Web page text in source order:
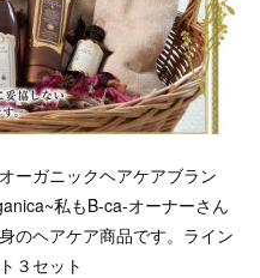
ーガニックヘアケアブラン
私もB-ca-オーナーさん
のヘアケア商品です。ライン
３セット